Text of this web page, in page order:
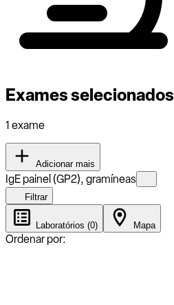
Exames selecionados
1 exame
Adicionar mais
IgE painel (GP2), gramíneas
Filtrar
Laboratórios (0) Mapa
Ordenar por: